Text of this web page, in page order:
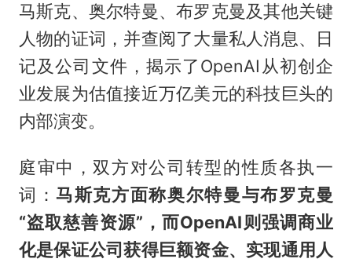
马斯克、奥尔特曼、布罗克曼及其他关键
人物的证词，并查阅了大量私人消息、日
记及公司文件，揭示了OpenAI从初创企
业发展为估值接近万亿美元的科技巨头的
内部演变。
庭审中，双方对公司转型的性质各执一
词： 马斯克方面称奥尔特曼与布罗克曼
“盗取慈善资源”，而OpenAI则强调商业
化是保证公司获得巨额资金、实现通用人